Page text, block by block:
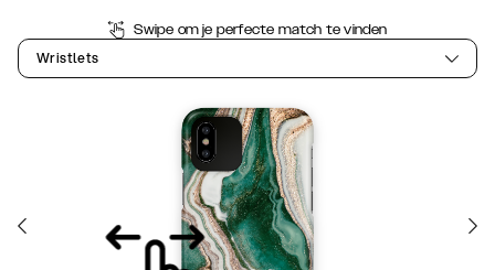
Swipe om je perfecte match te vinden
Wristlets